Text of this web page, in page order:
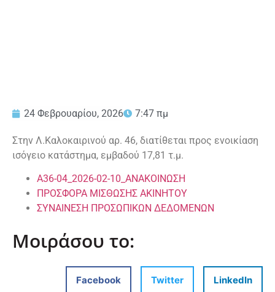
24 Φεβρουαρίου, 2026 7:47 πμ
Στην Λ.Καλοκαιρινού αρ. 46, διατίθεται προς ενοικίαση
ισόγειο κατάστημα, εμβαδού 17,81 τ.μ.
Α36-04_2026-02-10_ΑΝΑΚΟΙΝΩΣΗ
ΠΡΟΣΦΟΡΑ ΜΙΣΘΩΣΗΣ ΑΚΙΝΗΤΟΥ
ΣΥΝΑΙΝΕΣΗ ΠΡΟΣΩΠΙΚΩΝ ΔΕΔΟΜΕΝΩΝ
Μοιράσου το:
Facebook Twitter LinkedIn